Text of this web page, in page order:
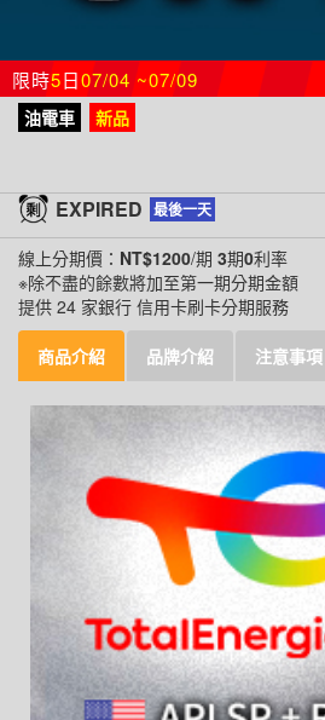
限時5日07/04 ~07/09
油電車 新品
EXPIRED 最後一天
線上分期價： NT$1200/期 3期0利率
※除不盡的餘數將加至第一期分期金額
提供 24 家銀行 信用卡刷卡分期服務
商品介紹 品牌介紹 注意事項